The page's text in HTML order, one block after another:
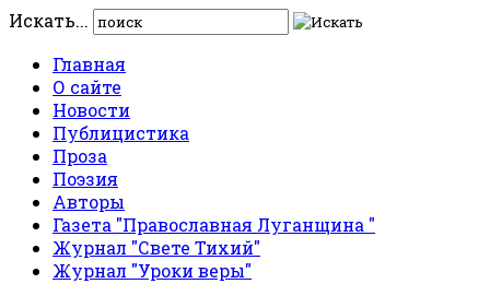
Искать...
Главная
О сайте
Новости
Публицистика
Проза
Поэзия
Авторы
Газета "Православная Луганщина "
Журнал "Свете Тихий"
Журнал "Уроки веры"